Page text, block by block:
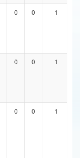
0 0 1
0 0 1
0 0 1